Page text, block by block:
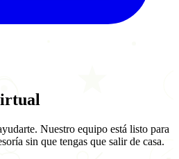
Nuestro equipo está listo para
sin que tengas que salir de casa.